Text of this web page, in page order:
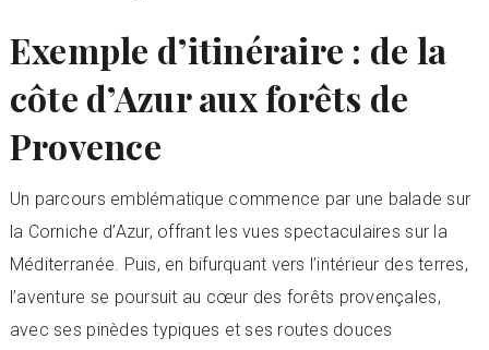
Exemple d’itinéraire : de la
côte d’Azur aux forêts de
Provence
Un parcours emblématique commence par une balade sur
la Corniche d’Azur, offrant les vues spectaculaires sur la
Méditerranée. Puis, en bifurquant vers l’intérieur des terres,
l’aventure se poursuit au cœur des forêts provençales,
avec ses pinèdes typiques et ses routes douces